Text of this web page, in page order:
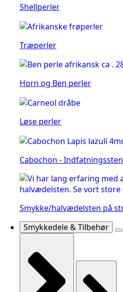
Shellperler
Træperler
Horn og Ben perler
Løse perler
Cabochon - Indfatningssten
Smykke/halvædelsten på
Smykkedele & Tilbehør